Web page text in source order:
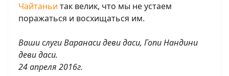
Чайтаньи так велик, что мы не устаем
поражаться и восхищаться им.
Ваши слуги Варанаси деви даси, Гопи Нандини
деви даси.
24 апреля 2016г.